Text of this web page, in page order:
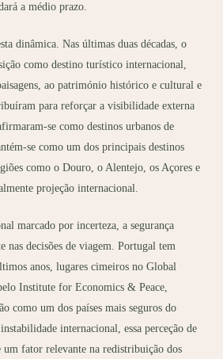
a médio prazo.
dinâmica. Nas últimas duas décadas, o
como destino turístico internacional,
ao património histórico e cultural e
para reforçar a visibilidade externa
se como destinos urbanos de
se como um dos principais destinos
como o Douro, o Alentejo, os Açores e
projeção internacional.
marcado por incerteza, a segurança
nas decisões de viagem. Portugal tem
anos, lugares cimeiros no Global
Institute for Economics & Peace,
como um dos países mais seguros do
internacional, essa perceção de
um fator relevante na redistribuição dos